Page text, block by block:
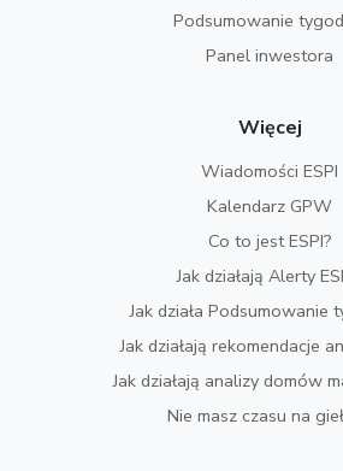
Podsumowanie
Panel inwestora
Więcej
Wiadomości ESPI
Kalendarz GPW
Co to jest ESPI?
Jak działają Alerty
Jak działa Podsumowanie
Jak działają rekomendacje
Jak działają analizy domów
Nie masz czasu na